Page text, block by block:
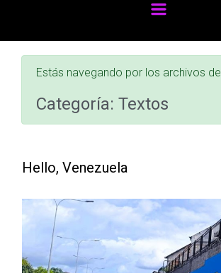
Estás navegando por los archivos de
Categoría: Textos
Hello, Venezuela